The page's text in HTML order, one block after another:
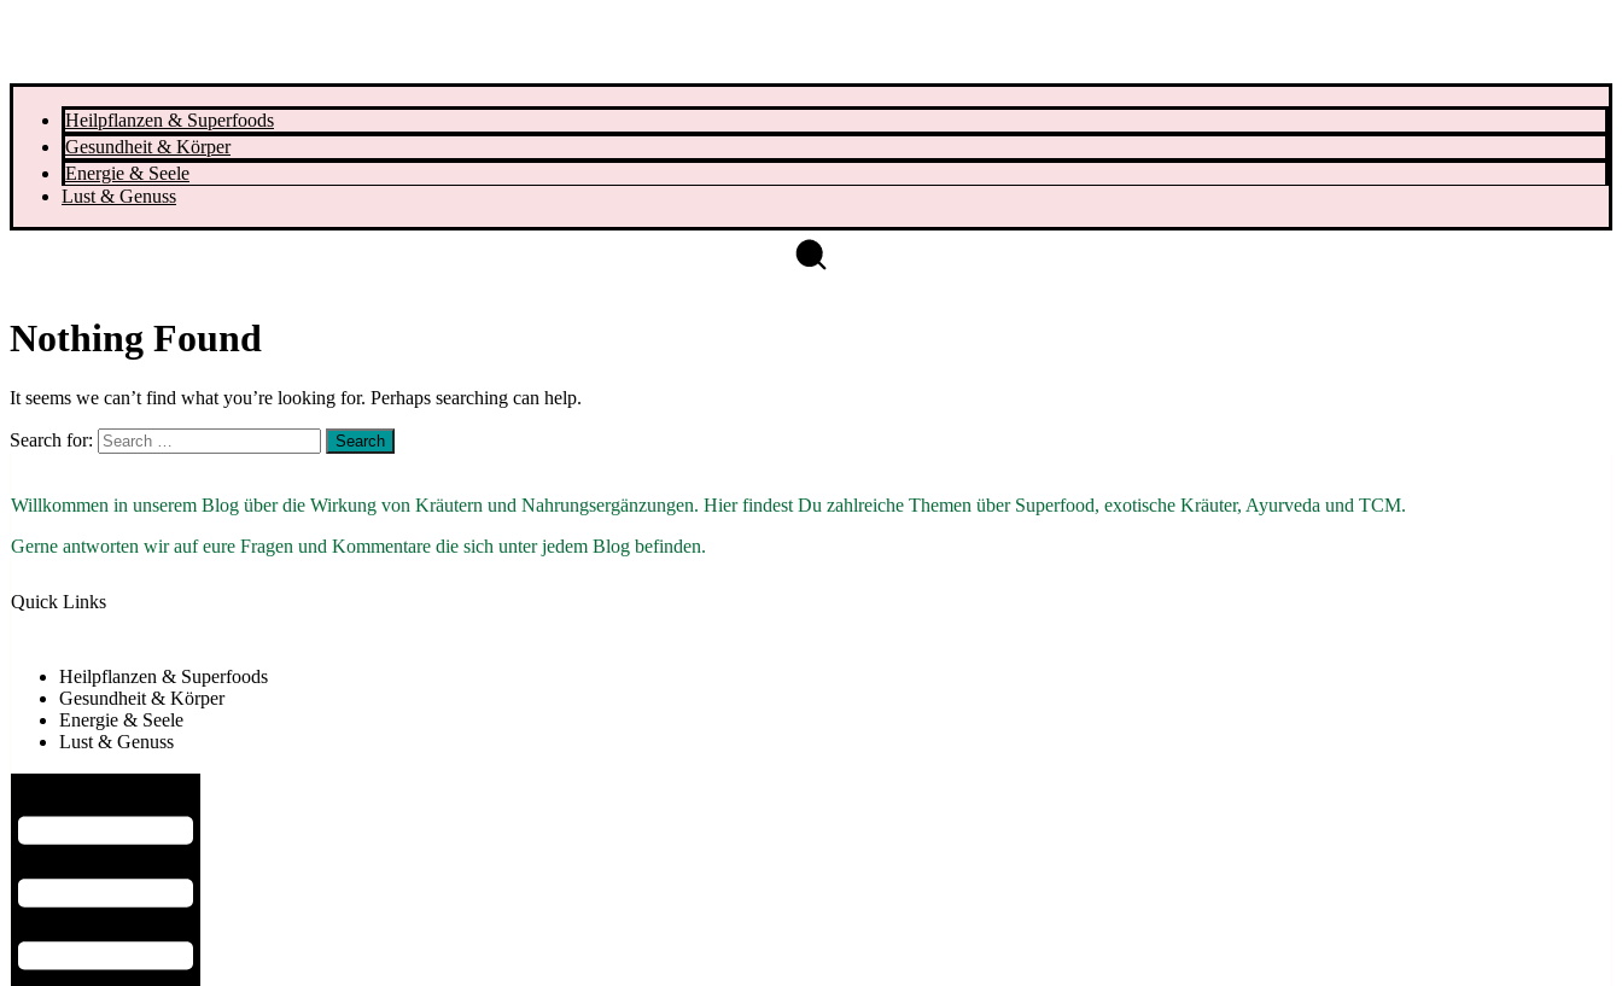
Heilpflanzen & Superfoods
Gesundheit & Körper
Energie & Seele
Lust & Genuss
Nothing Found
It seems we can’t find what you’re looking for. Perhaps searching can help.
Search for:
Willkommen in unserem Blog über die Wirkung von Kräutern und Nahrungsergänzungen. Hier findest Du zahlreiche Themen über Superfood, exotische Kräuter, Ayurveda und TCM.
Gerne antworten wir auf eure Fragen und Kommentare die sich unter jedem Blog befinden.
Quick Links
Heilpflanzen & Superfoods
Gesundheit & Körper
Energie & Seele
Lust & Genuss